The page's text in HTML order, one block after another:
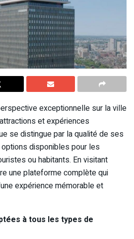
exceptionnelle sur la ville
et expériences
se distingue par la qualité de ses
disponibles pour les
ou habitants. En visitant
une plateforme complète qui
expérience mémorable et
à tous les types de